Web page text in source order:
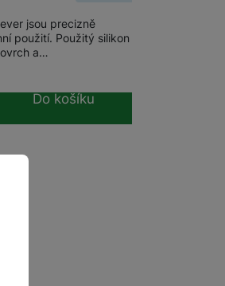
jsou precizně
použití. Použitý silikon
a…
Do košíku